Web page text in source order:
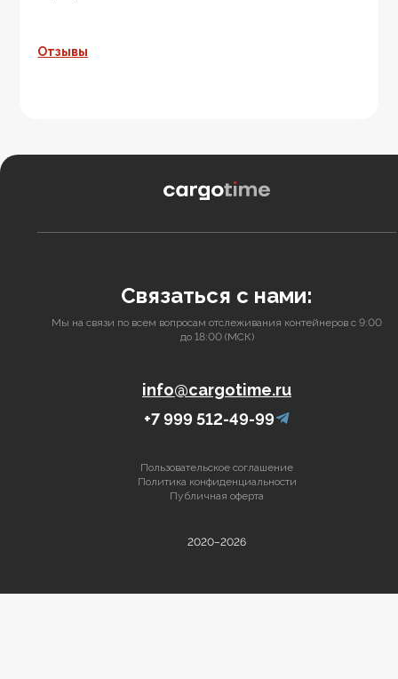
Отзывы
Связаться с нами:
Мы на связи по всем вопросам отслеживания контейнеров с 9:00
до 18:00 (МСК)
info@cargotime.ru
+7 999 512-49-99
2020–2026
Пользовательское соглашение
Политика конфиденциальности
Публичная оферта